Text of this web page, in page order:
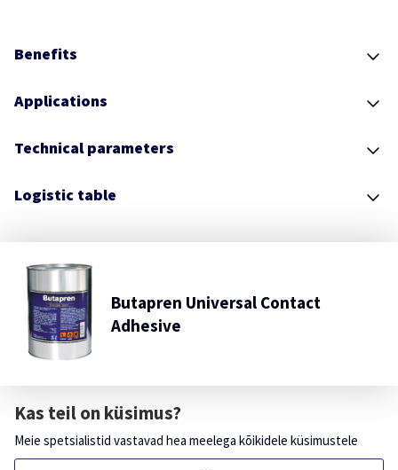
Benefits
Applications
Technical parameters
Logistic table
Butapren Universal Contact
Adhesive
Kas teil on küsimus?
Meie spetsialistid vastavad hea meelega kõikidele küsimustele